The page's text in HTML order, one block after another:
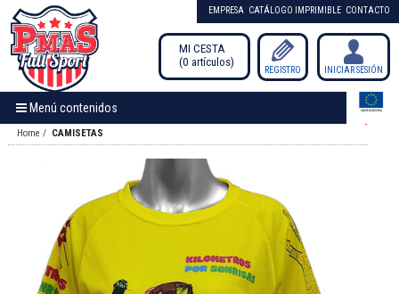
REGISTRO INICIAR SESIÓN
MI CESTA
0 artículos
EMPRESA CATÁLOGO IMPRIMIBLE CONTACTO
Menú contenidos
Home CAMISETAS